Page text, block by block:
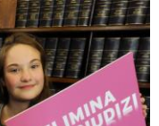
a lottare! Assieme!